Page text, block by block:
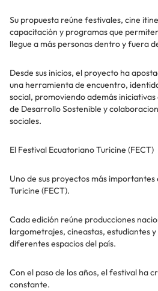
Su propuesta reúne festivales, cine
capacitación y programas que
llegue a más personas dentro y fuera
Desde sus inicios, el proyecto ha
una herramienta de encuentro,
social, promoviendo además
de Desarrollo Sostenible y
sociales.
El Festival Ecuatoriano Turicine (FECT)
Uno de sus proyectos más
Turicine (FECT).
Cada edición reúne producciones
largometrajes, cineastas, estudiantes
diferentes espacios del país.
Con el paso de los años, el festival ha
constante.